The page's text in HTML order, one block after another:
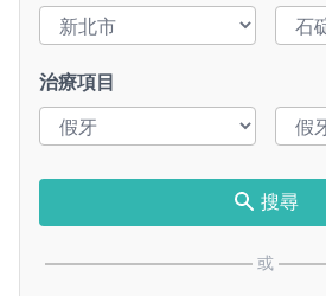
治療項目
搜尋
或